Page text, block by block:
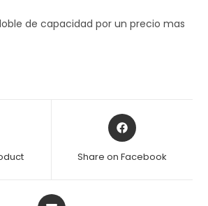
de capacidad por un precio mas
Share on Facebook